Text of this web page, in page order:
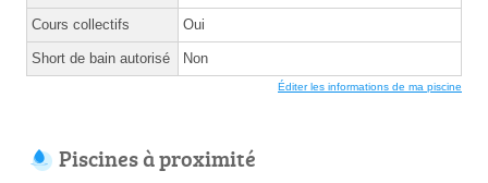
Cours collectifs Oui
Short de bain autorisé Non
Éditer les informations de ma piscine
Piscines à proximité